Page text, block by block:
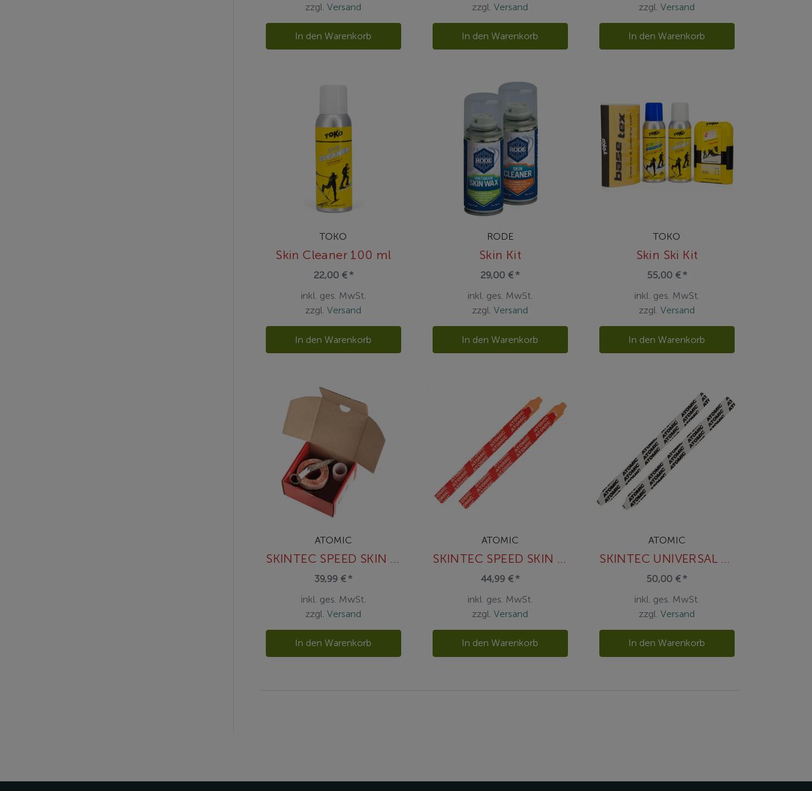
zzgl.Versand
In den Warenkorb
zzgl.Versand
In den Warenkorb
zzgl.Versand
In den Warenkorb
TOKO
Skin Cleaner 100 ml
22,00 € *
inkl. ges. MwSt.
zzgl.Versand
In den Warenkorb
RODE
Skin Kit
29,00 € *
inkl. ges. MwSt.
zzgl.Versand
In den Warenkorb
TOKO
Skin Ski Kit
55,00 € *
inkl. ges. MwSt.
zzgl.Versand
In den Warenkorb
ATOMIC
SKINTEC SPEED SKIN 390 AM
39,99 € *
inkl. ges. MwSt.
zzgl.Versand
In den Warenkorb
ATOMIC
SKINTEC SPEED SKIN 390 SET AM
44,99 € *
inkl. ges. MwSt.
zzgl.Versand
In den Warenkorb
ATOMIC
SKINTEC UNIVERSAL SKIN 430 AM
50,00 € *
inkl. ges. MwSt.
zzgl.Versand
In den Warenkorb